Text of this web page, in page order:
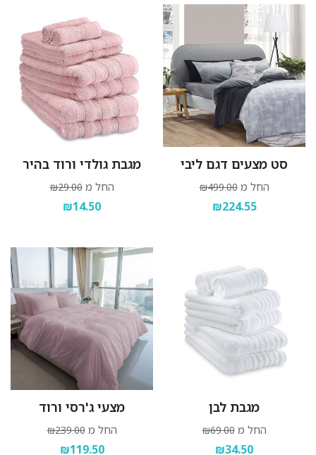
סט מצעים דגם ליבי
החל מ ₪499.00
₪224.55
מגבת גולדי ורוד בהיר
החל מ ₪29.00
₪14.50
מגבת לבן
החל מ ₪69.00
₪34.50
מצעי ג'רסי ורוד
החל מ ₪239.00
₪119.50